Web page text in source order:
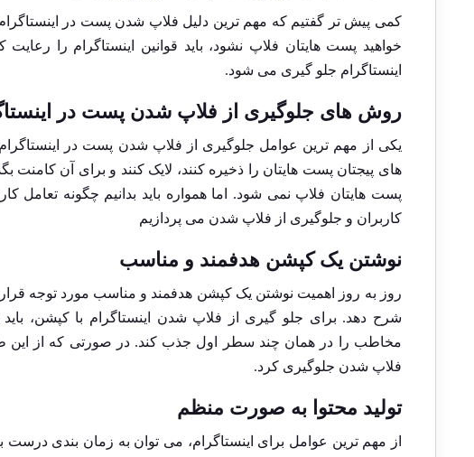
کمی پیش تر گفتیم که مهم ترین دلیل فلاپ شدن پست در
خواهید پست هایتان فلاپ نشود، باید قوانین اینستاگرام را
اینستاگرام جلو گیری می شود.
روش های جلوگیری از فلاپ شدن پست در
یکی از مهم ترین عوامل جلوگیری از فلاپ شدن پست در
های پیجتان پست هایتان را ذخیره کنند، لایک کنند و برای آن کامنت
پست هایتان فلاپ نمی شود. اما همواره باید بدانیم چگونه تعامل
کاربران و جلوگیری از فلاپ شدن می پردازیم
نوشتن یک کپشن هدفمند و مناسب
روز به روز اهمیت نوشتن یک کپشن هدفمند و مناسب مورد توجه قرار
شرح دهد. برای جلو گیری از فلاپ شدن اینستاگرام با کپشن،
مخاطب را در همان چند سطر اول جذب کند. در صورتی که از این طریق
فلاپ شدن جلوگیری کرد.
تولید محتوا به صورت منظم
از مهم ترین عوامل برای اینستاگرام، می توان به زمان بندی